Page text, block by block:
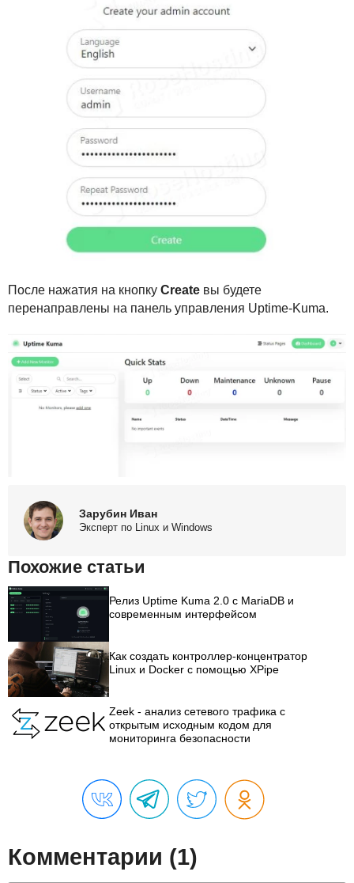
После нажатия на кнопку Create вы будете
перенаправлены на панель управления Uptime-Kuma.
Зарубин Иван
Эксперт по Linux и Windows
Похожие статьи
Релиз Uptime Kuma 2.0 с MariaDB и
современным интерфейсом
Как создать контроллер-концентратор
Linux и Docker с помощью XPipe
Zeek - анализ сетевого трафика с
открытым исходным кодом для
мониторинга безопасности
Комментарии (1)